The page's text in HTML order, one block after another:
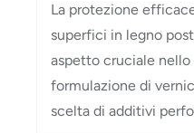
La protezione
superfici in legno
aspetto cruciale nello
formulazione di
scelta di additivi